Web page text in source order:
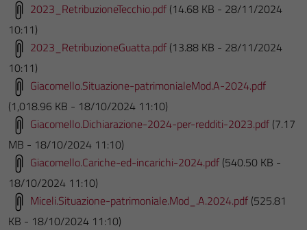
2023_RetribuzioneTecchio.pdf (14.68 KB - 28/11/2024
10:11)
2023_RetribuzioneGuatta.pdf (13.88 KB - 28/11/2024
10:11)
Giacomello.Situazione-patrimonialeMod.A-2024.pdf
(1,018.96 KB - 18/10/2024 11:10)
Giacomello.Dichiarazione-2024-per-redditi-2023.pdf (7.17
MB - 18/10/2024 11:10)
Giacomello.Cariche-ed-incarichi-2024.pdf (540.50 KB -
18/10/2024 11:10)
Miceli.Situazione-patrimoniale.Mod_.A.2024.pdf (525.81
KB - 18/10/2024 11:10)